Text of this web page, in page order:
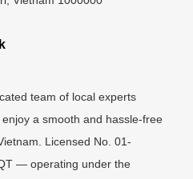
team of local experts
a smooth and hassle-free
Licensed No. 01-
— operating under the